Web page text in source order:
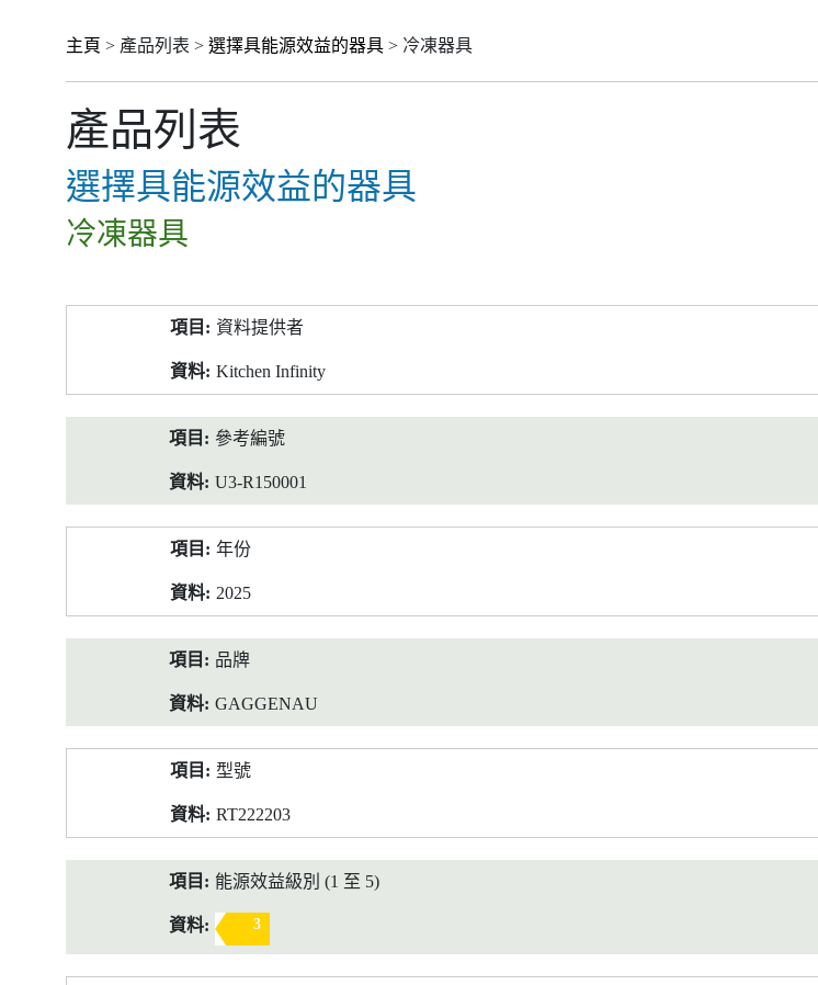
主頁 > 產品列表 > 選擇具能源效益的器具 > 冷凍器具
產品列表
選擇具能源效益的器具
冷凍器具
料
資料提供者
Kitchen Infinity
參考編號
U3-R150001
年份
2025
品牌
GAGGENAU
型號
RT222203
能源效益級別 (1 至 5)
3